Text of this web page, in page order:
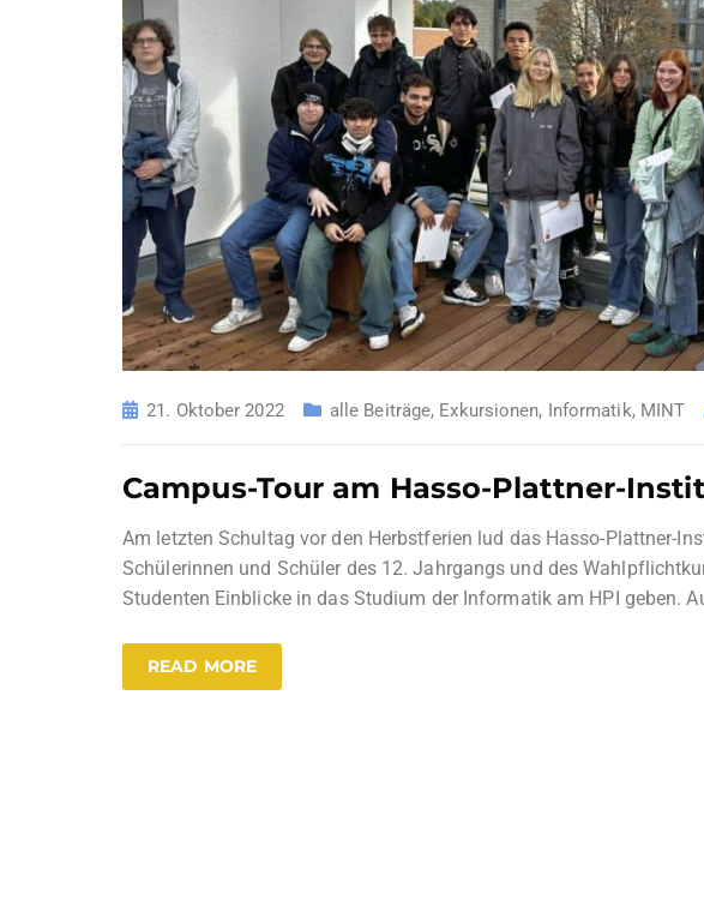
21. Oktober 2022 alle Beiträge, Exkursionen, Informatik, MINT
Campus-Tour am Hasso-Plattner-
Am letzten Schultag vor den Herbstferien lud das Hasso-Plattner-
Schülerinnen und Schüler des 12. Jahrgangs und des
Studenten Einblicke in das Studium der Informatik am HPI geben.
READ MORE